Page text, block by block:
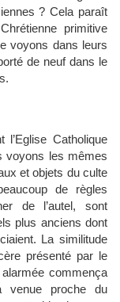
? Cela paraît
primitive
voyons dans leurs
de neuf dans le
Catholique
voyons les mêmes
et objets du culte
de règles
de l’autel, sont
plus anciens dont
La similitude
présenté par le
alarmée commença
venue proche du